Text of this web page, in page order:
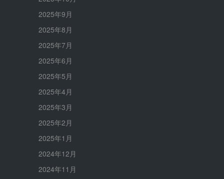
2025年9月
2025年8月
2025年7月
2025年6月
2025年5月
2025年4月
2025年3月
2025年2月
2025年1月
2024年12月
2024年11月